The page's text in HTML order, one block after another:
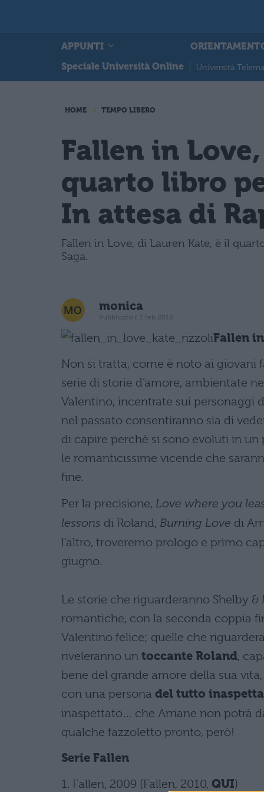
APPUNTI
Speciale Università Online
Università
HOME TEMPO LIBERO
Fallen in
quarto libro
In attesa di
Fallen in Love, di Lauren Kate, è il
Saga.
monica
Pubblicato il 1 feb 2012
Fallen
Non si tratta, come è noto ai giovani
serie di storie d’amore, ambientate
Valentino, incentrate sui personaggi
nel passato consentiranno sia di
di capire perchè si sono evoluti in
le romanticissime vicende che
fine.
Per la precisione, Love where you
lessons di Roland, Burning Love di
l’altro, troveremo prologo e primo
giugno.
Le storie che riguarderanno Shelby
romantiche, con la seconda coppia
Valentino felice; quelle che
riveleranno un toccante Roland,
bene del grande amore della sua
con una persona del tutto
inaspettato… che Arriane non potrà
qualche fazzoletto pronto, però!
Serie Fallen
1. Fallen, 2009 (Fallen, 2010, QUI)